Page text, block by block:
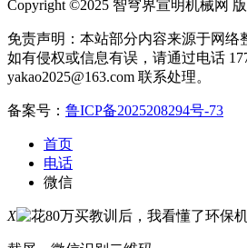
Copyright ©2025 智穹界宣明机械网
免责声明：本站部分内容来源于网络
如有侵权或信息有误，请通过电话
yakao2025@163.com 联系处理。
备案号： 鲁ICP备2025208294号-73
首页
电话
微信
X